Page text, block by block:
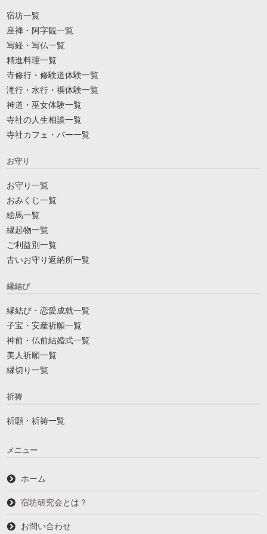
宿坊一覧
座禅・阿字観一覧
写経・写仏一覧
精進料理一覧
寺修行・修験道体験一覧
滝行・水行・禊体験一覧
神道・巫女体験一覧
寺社の人生相談一覧
寺社カフェ・バー一覧
お守り
お守り一覧
おみくじ一覧
絵馬一覧
縁起物一覧
ご利益別一覧
古いお守り返納所一覧
縁結び
縁結び・恋愛成就一覧
子宝・安産祈願一覧
神前・仏前結婚式一覧
美人祈願一覧
縁切り一覧
祈祷
祈願・祈祷一覧
メニュー
ホーム
宿坊研究会とは？
お問い合わせ